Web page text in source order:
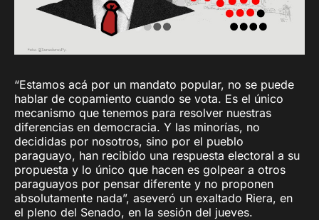
“Estamos acá por un mandato popular, no se puede
hablar de copamiento cuando se vota. Es el único
mecanismo que tenemos para resolver nuestras
diferencias en democracia. Y las minorías, no
decididas por nosotros, sino por el pueblo
paraguayo, han recibido una respuesta electoral a su
propuesta y lo único que hacen es golpear a otros
paraguayos por pensar diferente y no proponen
absolutamente nada”, aseveró un exaltado Riera, en
el pleno del Senado, en la sesión del jueves.